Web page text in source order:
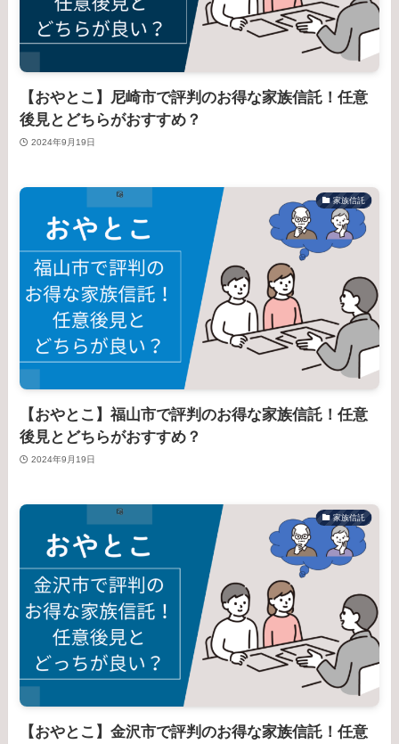
【おやとこ】尼崎市で評判のお得な家族信託！任意
後見とどちらがおすすめ？
2024年9月19日
家族信託
【おやとこ】福山市で評判のお得な家族信託！任意
後見とどちらがおすすめ？
2024年9月19日
家族信託
【おやとこ】金沢市で評判のお得な家族信託！任意